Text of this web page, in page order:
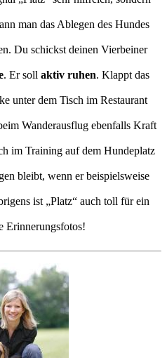
man das Ablegen des Hundes
Du schickst deinen Vierbeiner
. Er soll aktiv ruhen. Klappt das
unter dem Tisch im Restaurant
Wanderausflug ebenfalls Kraft
im Training auf dem Hundeplatz
bleibt, wenn er beispielsweise
ist „Platz“ auch toll für ein
Erinnerungsfotos!